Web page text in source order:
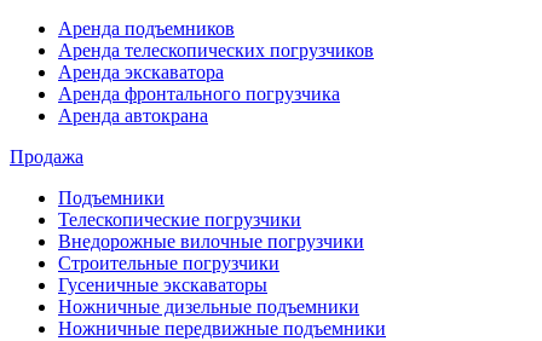
Аренда подъемников
Аренда телескопических погрузчиков
Аренда экскаватора
Аренда фронтального погрузчика
Аренда автокрана
Продажа
Подъемники
Телескопические погрузчики
Внедорожные вилочные погрузчики
Строительные погрузчики
Гусеничные экскаваторы
Ножничные дизельные подъемники
Ножничные передвижные подъемники